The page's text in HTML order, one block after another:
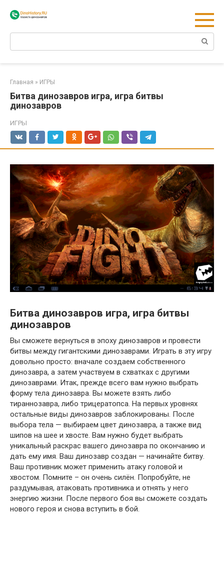
Главная » ИГРЫ
Битва динозавров игра, игра битвы
динозавров
ИГРЫ
Битва динозавров игра, игра битвы
динозавров
Вы сможете вернуться в эпоху динозавров и провести
битвы между гигантскими динозаврами. Играть в эту игру
довольно просто: вначале создаем собственного
динозавра, а затем участвуем в схватках с другими
динозаврами. Итак, прежде всего вам нужно выбрать
форму тела динозавра. Вы можете взять либо
тираннозавра, либо трицератопса. На первых уровнях
остальные виды динозавров заблокированы. После
выбора тела — выбираем цвет динозавра, а также вид
шипов на шее и хвосте. Вам нужно будет выбрать
уникальный раскрас вашего динозавра по окончанию и
дать ему имя. Ваш динозавр создан — начинайте битву.
Ваш противник может применить атаку головой и
хвостом. Помните – он очень силён. Попробуйте, не
раздумывая, атаковать противника и отнять у него
энергию жизни. После первого боя вы сможете создать
нового героя и снова вступить в бой.